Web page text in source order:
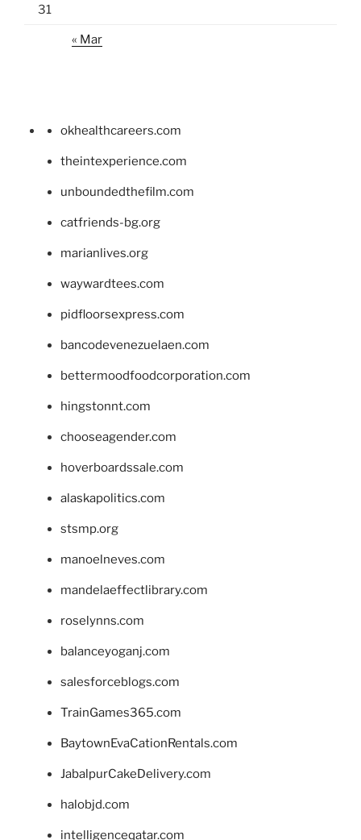
31
« Mar
okhealthcareers.com
theintexperience.com
unboundedthefilm.com
catfriends-bg.org
marianlives.org
waywardtees.com
pidfloorsexpress.com
bancodevenezuelaen.com
bettermoodfoodcorporation.com
hingstonnt.com
chooseagender.com
hoverboardssale.com
alaskapolitics.com
stsmp.org
manoelneves.com
mandelaeffectlibrary.com
roselynns.com
balanceyoganj.com
salesforceblogs.com
TrainGames365.com
BaytownEvaCationRentals.com
JabalpurCakeDelivery.com
halobjd.com
intelligenceqatar.com